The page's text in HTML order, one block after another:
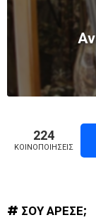
224
ΚΟΙΝΟΠΟΙΉΣΕΙΣ
# ΣΟΥ ΑΡΕΣΕ;